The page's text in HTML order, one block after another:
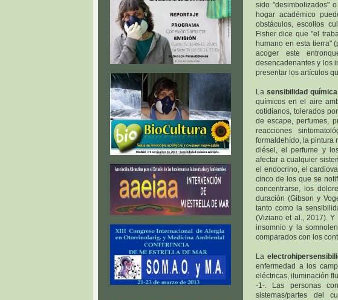
sido "desimbolizados"
hogar académico
obstáculos, escollos
Fisher dice que "el
humano en esta tierra"
acoger este
desencadenantes y los
presentar los artículos
La sensibilidad química
químicos en el aire
cotidianos, tolerados
de escape, perfumes,
reacciones
formaldehído, la pintura
diésel, el perfume y
afectar a cualquier
el endocrino, el
cinco de los que se
concentrarse, los
duración (Gibson y
tanto como la
(Viziano et al., 2017).
insomnio y la
comparados con los
La
enfermedad a los
eléctricas, iluminación
-1-. Las personas
sistemas/partes del